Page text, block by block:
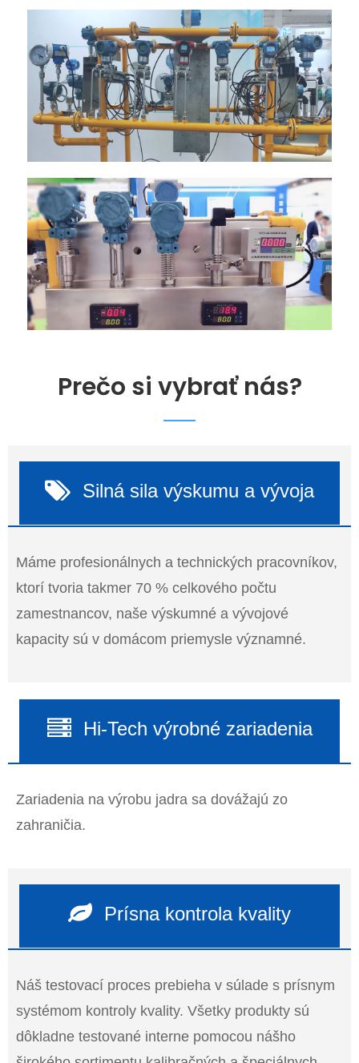
Prečo si vybrať nás?
Silná sila výskumu a vývoja
Máme profesionálnych a technických pracovníkov,
ktorí tvoria takmer 70 % celkového počtu
zamestnancov, naše výskumné a vývojové
kapacity sú v domácom priemysle významné.
Hi-Tech výrobné zariadenia
Zariadenia na výrobu jadra sa dovážajú zo
zahraničia.
Prísna kontrola kvality
Náš testovací proces prebieha v súlade s prísnym
systémom kontroly kvality. Všetky produkty sú
dôkladne testované interne pomocou nášho